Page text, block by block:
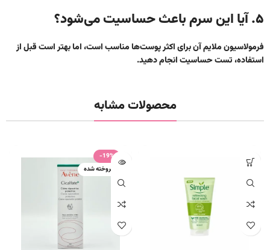
۵. آیا این سرم باعث حساسیت می‌شود؟
فرمولاسیون ملایم آن برای اکثر پوست‌ها مناسب است، اما بهتر است قبل از
استفاده، تست حساسیت انجام دهید.
محصولات مشابه
-19%
فروخته شده